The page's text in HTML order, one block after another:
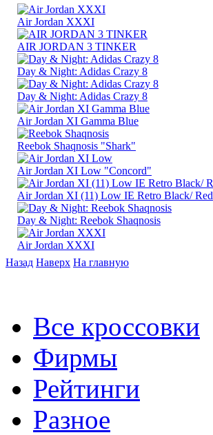
Air Jordan XXXI
AIR JORDAN 3 TINKER
Day & Night: Adidas Crazy 8
Day & Night: Adidas Crazy 8
Air Jordan XI Gamma Blue
Reebok Shaqnosis "Shark"
Air Jordan XI Low "Concord"
Air Jordan XI (11) Low IE Retro Black/ Red
Day & Night: Reebok Shaqnosis
Air Jordan XXXI
Назад Наверх На главную
Все кроссовки
Фирмы
Рейтинги
Разное